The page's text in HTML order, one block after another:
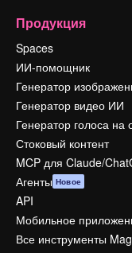
Продукция
Spaces
ИИ-помощник
Генератор
Генератор видео ИИ
Генератор голоса на
Стоковый контент
MCP для Claude/
Агенты Новое
API
Мобильное
Все инструменты